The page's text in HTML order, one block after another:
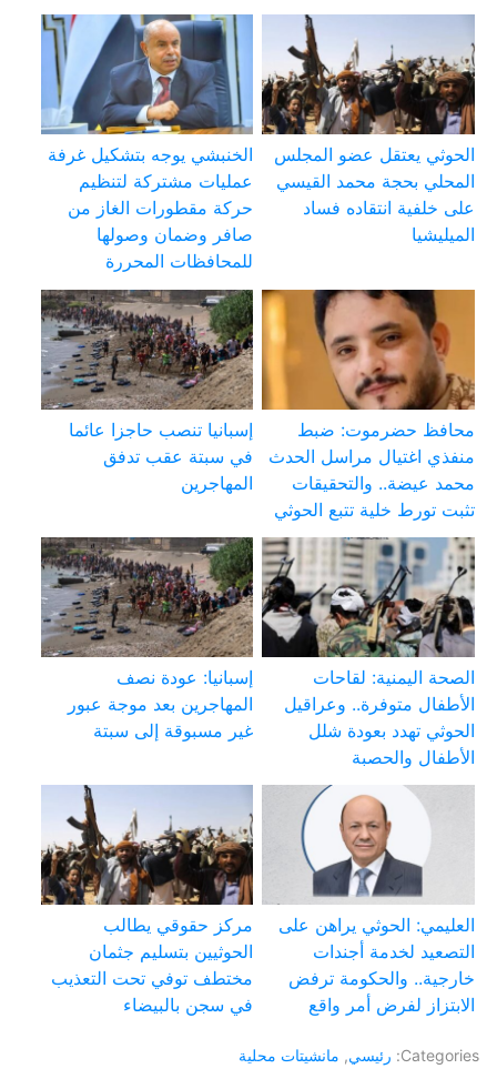
الحوثي يعتقل عضو المجلس
المحلي بحجة محمد القيسي
على خلفية انتقاده فساد
الميليشيا
الخنبشي يوجه بتشكيل غرفة
عمليات مشتركة لتنظيم
حركة مقطورات الغاز من
صافر وضمان وصولها
للمحافظات المحررة
محافظ حضرموت: ضبط
منفذي اغتيال مراسل الحدث
محمد عيضة.. والتحقيقات
تثبت تورط خلية تتبع الحوثي
إسبانيا تنصب حاجزا عائما
في سبتة عقب تدفق
المهاجرين
الصحة اليمنية: لقاحات
الأطفال متوفرة.. وعراقيل
الحوثي تهدد بعودة شلل
الأطفال والحصبة
إسبانيا: عودة نصف
المهاجرين بعد موجة عبور
غير مسبوقة إلى سبتة
العليمي: الحوثي يراهن على
التصعيد لخدمة أجندات
خارجية.. والحكومة ترفض
الابتزاز لفرض أمر واقع
مركز حقوقي يطالب
الحوثيين بتسليم جثمان
مختطف توفي تحت التعذيب
في سجن بالبيضاء
Categories: رئيسي, مانشيتات محلية